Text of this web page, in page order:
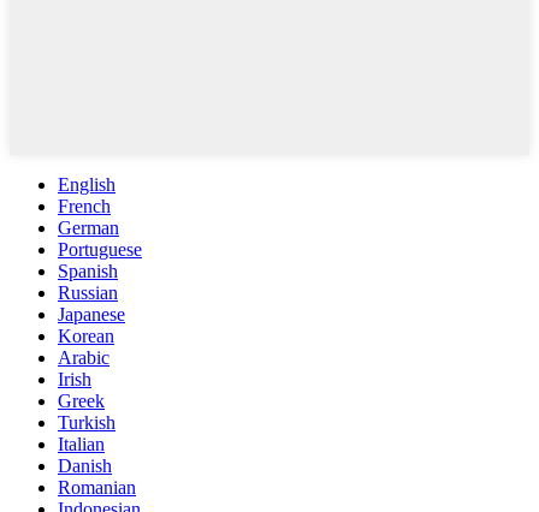
English
French
German
Portuguese
Spanish
Russian
Japanese
Korean
Arabic
Irish
Greek
Turkish
Italian
Danish
Romanian